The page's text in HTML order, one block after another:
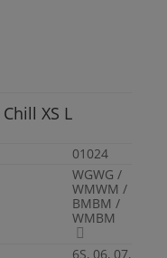
Chill XS L
01024
WGWG /
WMWM /
BMBM /
WMBM
6S, 06, 07,